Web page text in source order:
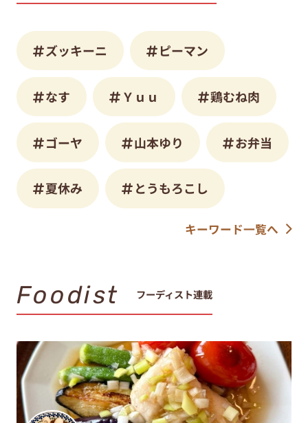
ズッキーニ ピーマン
なす Ｙｕｕ 鶏むね肉
ゴーヤ 山本ゆり お弁当
夏休み とうもろこし
キーワード一覧へ
Foodist フーディスト連載